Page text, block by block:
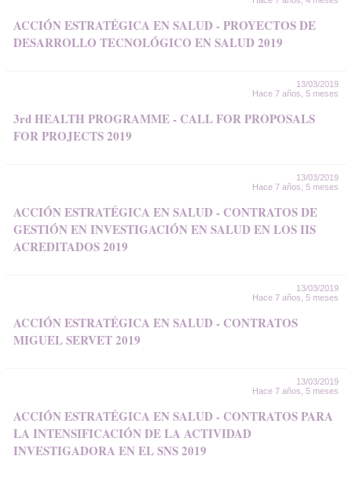
ACCIÓN ESTRATÉGICA EN SALUD - PROYECTOS DE
DESARROLLO TECNOLÓGICO EN SALUD 2019
13/03/2019
Hace 7 años, 5 meses
3rd HEALTH PROGRAMME - CALL FOR PROPOSALS
FOR PROJECTS 2019
13/03/2019
Hace 7 años, 5 meses
ACCIÓN ESTRATÉGICA EN SALUD - CONTRATOS DE
GESTIÓN EN INVESTIGACIÓN EN SALUD EN LOS IIS
ACREDITADOS 2019
13/03/2019
Hace 7 años, 5 meses
ACCIÓN ESTRATÉGICA EN SALUD - CONTRATOS
MIGUEL SERVET 2019
13/03/2019
Hace 7 años, 5 meses
ACCIÓN ESTRATÉGICA EN SALUD - CONTRATOS PARA
LA INTENSIFICACIÓN DE LA ACTIVIDAD
INVESTIGADORA EN EL SNS 2019